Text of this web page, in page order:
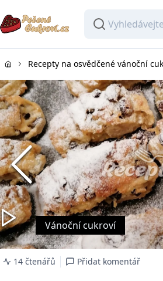
Recepty na osvědčené vánoční
Vánoční cukroví
14 čtenářů Přidat komentář